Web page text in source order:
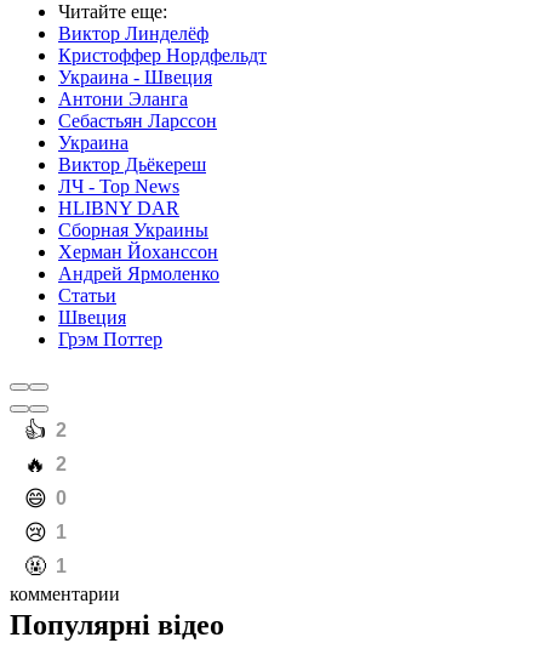
Читайте еще:
Виктор Линделёф
Кристоффер Нордфельдт
Украина - Швеция
Антони Эланга
Себастьян Ларссон
Украина
Виктор Дьёкереш
ЛЧ - Top News
HLIBNY DAR
Сборная Украины
Херман Йоханссон
Андрей Ярмоленко
Статьи
Швеция
Грэм Поттер
️👍 2
️🔥 2
️😄 0
️😢 1
️🤬 1
комментарии